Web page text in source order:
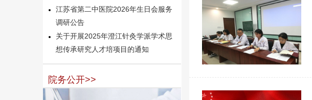
江苏省第二中医院2026年生日会服务
调研公告
关于开展2025年澄江针灸学派学术思
想传承研究人才培项目的通知
院务公开>>